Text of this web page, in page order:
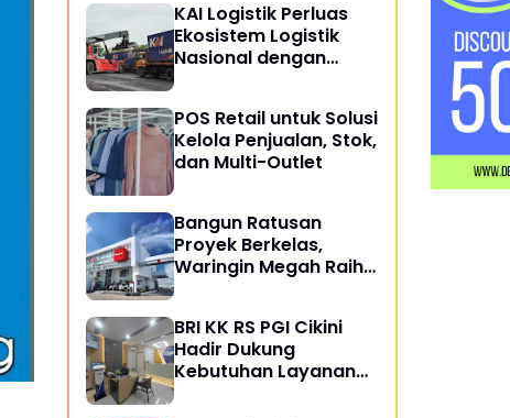
KAI Logistik Perluas
Ekosistem Logistik
Nasional dengan
2026
POS Retail untuk Solusi
Kelola Penjualan, Stok,
dan Multi-Outlet
Bangun Ratusan
Proyek Berkelas,
Waringin Megah Raih
BRI KK RS PGI Cikini
Hadir Dukung
Kebutuhan Layanan